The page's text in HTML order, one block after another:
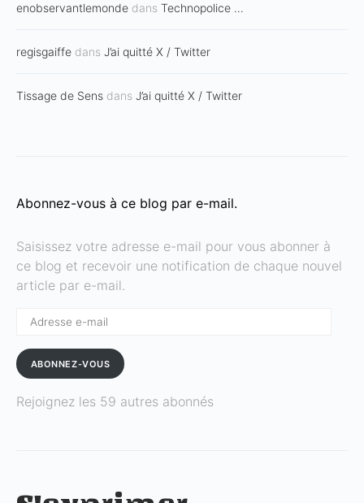
enobservantlemonde dans Technopolice …
regisgaiffe dans J’ai quitté X / Twitter
Tissage de Sens dans J’ai quitté X / Twitter
Abonnez-vous à ce blog par e-mail.
Saisissez votre adresse e-mail pour vous abonner à
ce blog et recevoir une notification de chaque nouvel
article par e-mail.
Adresse
mail
ABONNEZ-VOUS
Rejoignez les 59 autres abonnés